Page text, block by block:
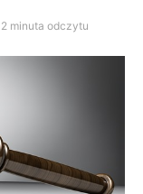
2 minuta odczytu